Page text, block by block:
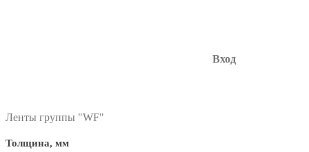
Вход
Ленты группы "WF"
Толщина, мм